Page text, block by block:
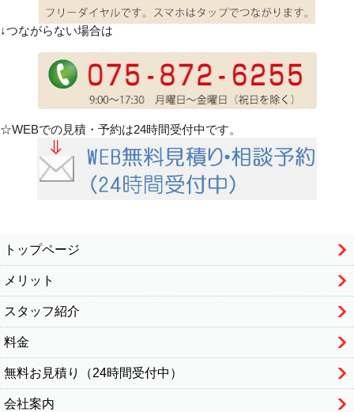
↓つながらない場合は
☆WEBでの見積・予約は24時間受付中です。
トップページ
メリット
スタッフ紹介
料金
無料お見積り（24時間受付中）
会社案内